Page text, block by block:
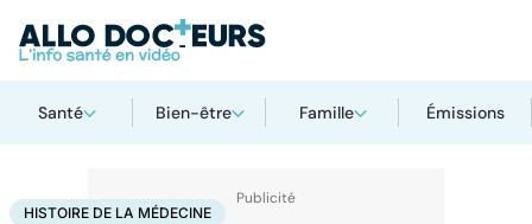
Santé Bien-être Famille Émissions
AccueilSantéMédicamentsHistoire de la médecine
HISTOIRE DE LA MÉDECINE